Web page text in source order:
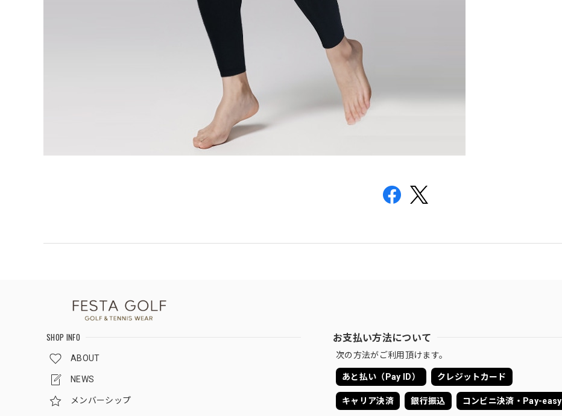
SHOP INFO
ABOUT
NEWS
メンバーシップ
お支払い方法について
次の方法がご利用頂けます。
あと払い（Pay ID） クレジットカード
キャリア決済 銀行振込 コンビニ決済・Pay-easy